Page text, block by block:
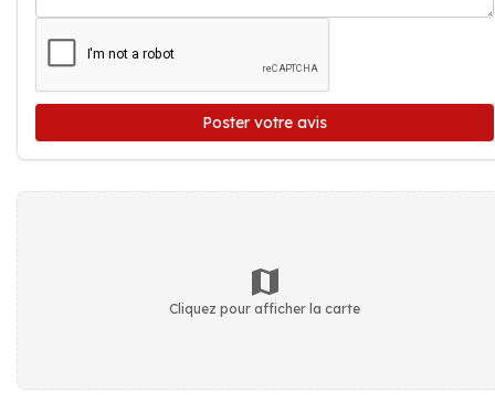
Poster votre avis
Cliquez pour afficher la carte